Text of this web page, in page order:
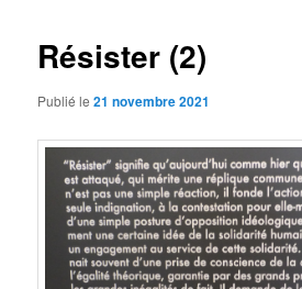
Résister (2)
Publié le21 novembre 2021